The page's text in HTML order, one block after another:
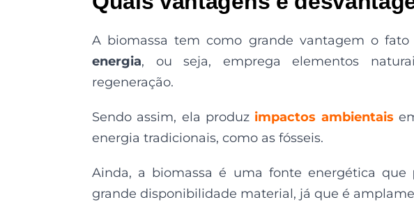
A biomassa tem como grande vantagem o
energia, ou seja, emprega elementos
regeneração.
Sendo assim, ela produz impactos ambientais
energia tradicionais, como as fósseis.
Ainda, a biomassa é uma fonte energética que
grande disponibilidade material, já que é